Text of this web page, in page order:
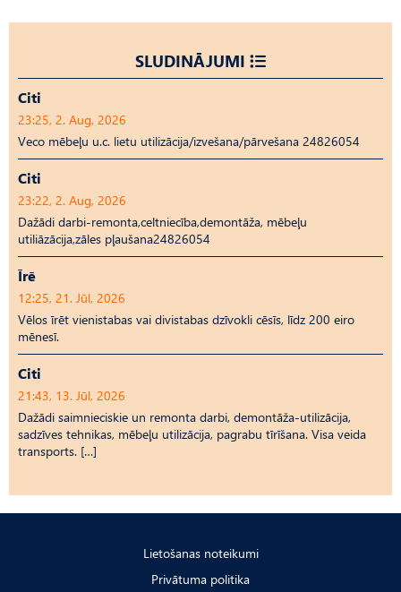
SLUDINĀJUMI
Citi
23:25, 2. Aug, 2026
Veco mēbeļu u.c. lietu utilizācija/izvešana/pārvešana 24826054
Citi
23:22, 2. Aug, 2026
Dažādi darbi-remonta,celtniecība,demontāža, mēbeļu
utiliāzācija,zāles pļaušana24826054
Īrē
12:25, 21. Jūl, 2026
Vēlos īrēt vienistabas vai divistabas dzīvokli cēsīs, līdz 200 eiro
mēnesī.
Citi
21:43, 13. Jūl, 2026
Dažādi saimnieciskie un remonta darbi, demontāža-utilizācija,
sadzīves tehnikas, mēbeļu utilizācija, pagrabu tīrīšana. Visa veida
transports. […]
Lietošanas noteikumi
Privātuma politika